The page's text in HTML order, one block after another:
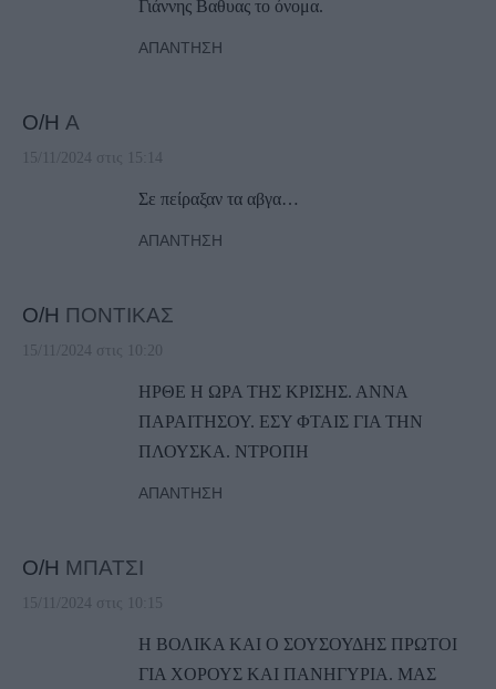
Γιάννης Βαθυας το όνομα.
ΑΠΆΝΤΗΣΗ
Ο/Η Α
15/11/2024 στις 15:14
Σε πείραξαν τα αβγα…
ΑΠΆΝΤΗΣΗ
Ο/Η ΠΟΝΤΙΚΑΣ
15/11/2024 στις 10:20
ΗΡΘΕ Η ΩΡΑ ΤΗΣ ΚΡΙΣΗΣ. ΑΝΝΑ
ΠΑΡΑΙΤΗΣΟΥ. ΕΣΥ ΦΤΑΙΣ ΓΙΑ ΤΗΝ
ΠΛΟΥΣΚΑ. ΝΤΡΟΠΗ
ΑΠΆΝΤΗΣΗ
Ο/Η ΜΠΑΤΣΙ
15/11/2024 στις 10:15
Η ΒΟΛΙΚΑ ΚΑΙ Ο ΣΟΥΣΟΥΔΗΣ ΠΡΩΤΟΙ
ΓΙΑ ΧΟΡΟΥΣ ΚΑΙ ΠΑΝΗΓΥΡΙΑ. ΜΑΣ